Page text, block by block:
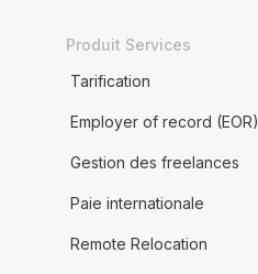
Produit Services
Tarification
Employer of record (EOR)
Gestion des freelances
Paie internationale
Remote Relocation